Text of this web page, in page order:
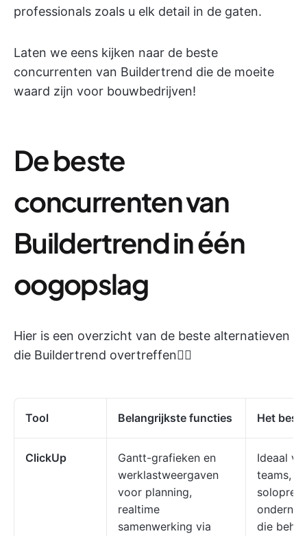
professionals zoals u elk detail in de gaten.
Laten we eens kijken naar de beste
concurrenten van Buildertrend die de moeite
waard zijn voor bouwbedrijven!
De beste
concurrenten van
Buildertrend in één
oogopslag
Hier is een overzicht van de beste alternatieven
die Buildertrend overtreffen👇🏽
Tool Belangrijkste functies Het
ClickUp
Gantt-grafieken en
werklastweergaven
voor planning,
realtime
samenwerking via
Ideaal
teams,
die